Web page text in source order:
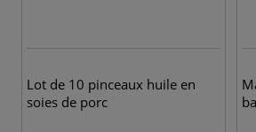
Lot de 10 pinceaux huile en
soies de porc